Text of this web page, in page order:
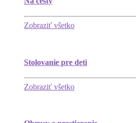
Zobraziť všetko
Stolovanie pre deti
Zobraziť všetko